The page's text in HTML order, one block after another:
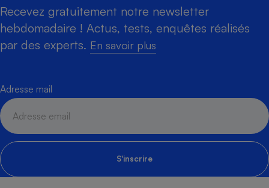
Recevez gratuitement notre newsletter
hebdomadaire ! Actus, tests, enquêtes réalisés
par des experts. En savoir plus
Adresse mail
S'inscrire